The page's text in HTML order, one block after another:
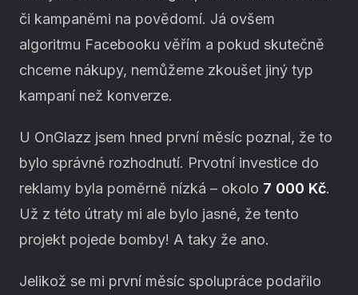
či kampaněmi na povědomí. Já ovšem
algoritmu Facebooku věřím a pokud skutečně
chceme nákupy, nemůžeme zkoušet jiný typ
kampaní než konverze.
U OnGlazz jsem hned první měsíc poznal, že to
bylo správné rozhodnutí. Prvotní investice do
reklamy byla poměrně nízká – okolo 7 000 Kč.
Už z této útraty mi ale bylo jasné, že tento
projekt pojede bomby! A taky že ano.
Jelikož se mi první měsíc spolupráce podařilo